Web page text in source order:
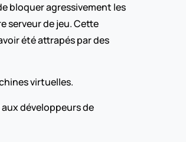
bloquer agressivement les
serveur de jeu. Cette
été attrapés par des
virtuelles.
développeurs de